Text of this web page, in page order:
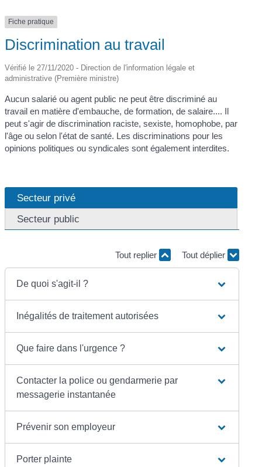
Fiche pratique
Discrimination au travail
Vérifié le 27/11/2020 - Direction de l'information légale et
administrative (Première ministre)
Aucun salarié ou agent public ne peut être discriminé au
travail en matière d'embauche, de formation, de salaire.... Il
peut s'agir de discrimination raciste, sexiste, homophobe, par
l'âge ou selon l'état de santé. Les discriminations pour les
opinions politiques ou syndicales sont également interdites.
Secteur privé
Secteur public
Tout replier Tout déplier
De quoi s'agit-il ?
Inégalités de traitement autorisées
Que faire dans l'urgence ?
Contacter la police ou gendarmerie par
messagerie instantanée
Prévenir son employeur
Porter plainte